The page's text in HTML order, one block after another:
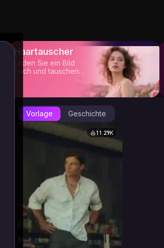
Haartauscher
Laden Sie ein Bild
hoch und tauschen
Vorlage Geschichte
11.29K